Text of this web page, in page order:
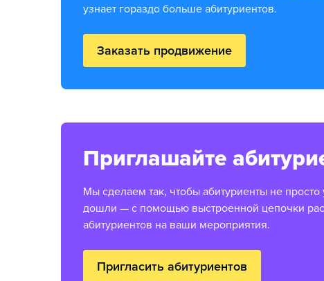
узнает гораздо больше абитуриентов.
Заказать продвижение
Приглашайте
Мы сделаем так, чтобы абитуриенты не
дошли — с помощью выстроенной цепочки
абитуриентов на ваши мероприятия.
Пригласить абитуриентов